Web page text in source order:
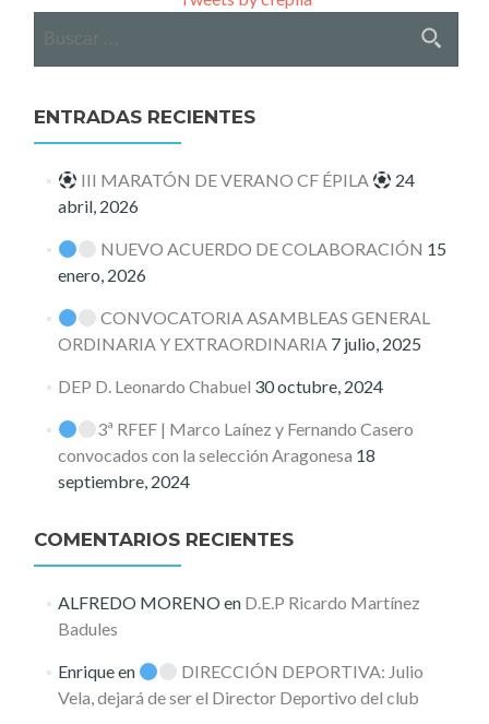
ENTRADAS RECIENTES
III MARATÓN DE VERANO CF ÉPILA
24
abril, 2026
NUEVO ACUERDO DE COLABORACIÓN 15
enero, 2026
CONVOCATORIA ASAMBLEAS GENERAL
ORDINARIA Y EXTRAORDINARIA 7 julio, 2025
DEP D. Leonardo Chabuel 30 octubre, 2024
3ª RFEF | Marco Laínez y Fernando Casero
convocados con la selección Aragonesa 18
septiembre, 2024
COMENTARIOS RECIENTES
ALFREDO MORENOen D.E.P Ricardo Martínez
Badules
Enriqueen
DIRECCIÓN DEPORTIVA: Julio
Vela, dejará de ser el Director Deportivo del club